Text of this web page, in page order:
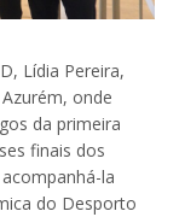
Lídia Pereira,
onde
da primeira
finais dos
la
do Desporto